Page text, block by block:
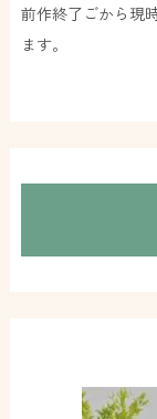
前作終了ごから現
ます。